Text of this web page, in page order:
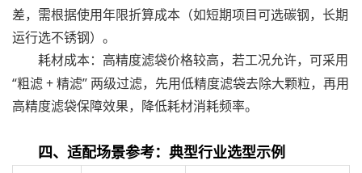
差，需根据使用年限折算成本（如短期项目可选碳钢，长期
运行选不锈钢）。
耗材成本：高精度滤袋价格较高，若工况允许，可采用
“粗滤 + 精滤” 两级过滤，先用低精度滤袋去除大颗粒，再用
高精度滤袋保障效果，降低耗材消耗频率。
四、适配场景参考：典型行业选型示例